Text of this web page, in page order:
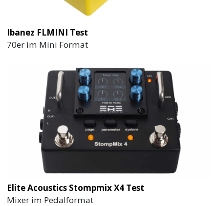
Ibanez FLMINI Test
70er im Mini Format
Elite Acoustics Stompmix X4 Test
Mixer im Pedalformat